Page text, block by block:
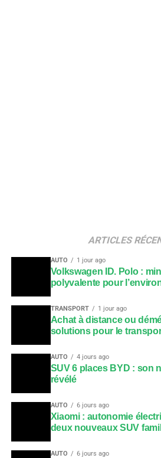
ARTICLES
AUTO 1 jour ago
Volkswagen ID. Polo :
polyvalente pour
TRANSPORT 1 jour ago
Achat à distance ou
solutions pour le
AUTO 4 jours ago
SUV 6 places BYD : son
révélé
AUTO 6 jours ago
Xiaomi : autonomie
deux nouveaux SUV
AUTO 6 jours ago